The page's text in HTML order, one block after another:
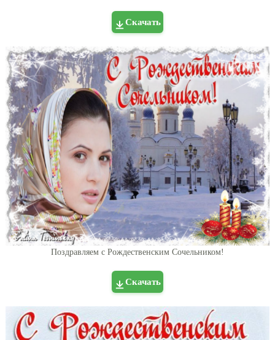
Скачать
Поздравляем с Рождественским Сочельником!
Скачать